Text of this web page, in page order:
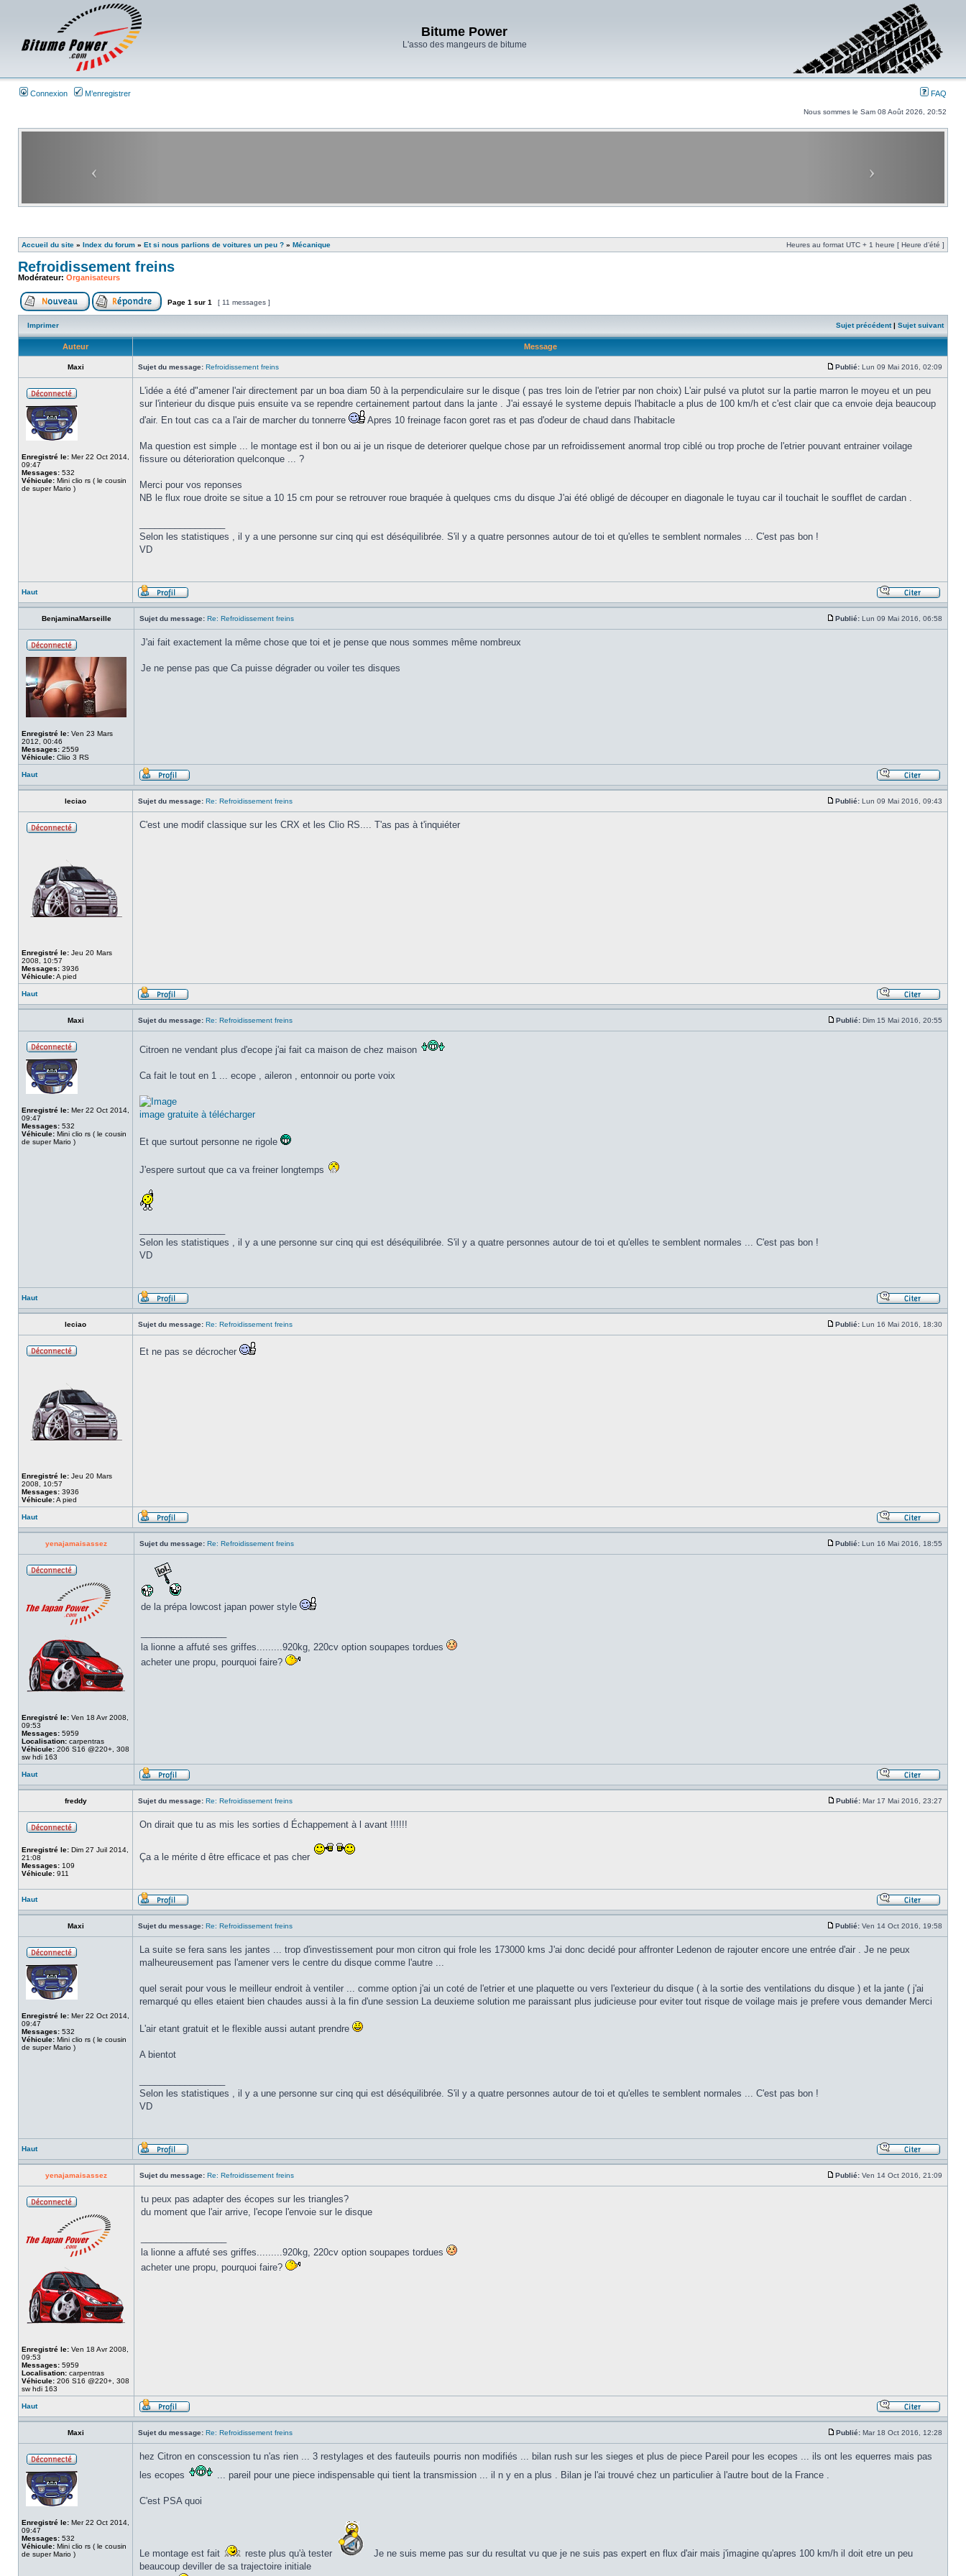
Bitume Power
L'asso des mangeurs de bitume
Connexion M’enregistrer FAQ
Nous sommes le Sam 08 Août 2026, 20:52
Accueil du site » Index du forum » Et si nous parlions de voitures un peu ? » Mécanique Heures au format UTC + 1 heure [ Heure d’été ]
Refroidissement freins
Modérateur: Organisateurs
Page 1 sur 1 [ 11 messages ]
Imprimer Sujet précédent| Sujet suivant
Auteur Message
Maxi Sujet du message: Refroidissement freins Publié: Lun 09 Mai 2016, 02:09
Enregistré le: Mer 22 Oct 2014,
09:47
Messages: 532
Véhicule: Mini clio rs ( le cousin
de super Mario )
L'idée a été d"amener l'air directement par un boa diam 50 à la perpendiculaire sur le disque ( pas tres loin de l'etrier par non choix) L'air pulsé va plutot sur la partie marron le moyeu et un peu
sur l'interieur du disque puis ensuite va se rependre certainement partout dans la jante . J'ai essayé le systeme depuis l'habitacle a plus de 100 km/h et c'est clair que ca envoie deja beaucoup
d'air. En tout cas ca a l'air de marcher du tonnerre
Apres 10 freinage facon goret ras et pas d'odeur de chaud dans l'habitacle
Ma question est simple ... le montage est il bon ou ai je un risque de deteriorer quelque chose par un refroidissement anormal trop ciblé ou trop proche de l'etrier pouvant entrainer voilage
fissure ou déterioration quelconque ... ?
Merci pour vos reponses
NB le flux roue droite se situe a 10 15 cm pour se retrouver roue braquée à quelques cms du disque J'ai été obligé de découper en diagonale le tuyau car il touchait le soufflet de cardan .
Selon les statistiques , il y a une personne sur cinq qui est déséquilibrée. S'il y a quatre personnes autour de toi et qu'elles te semblent normales ... C'est pas bon !
VD
Haut
BenjaminaMarseille Sujet du message: Re: Refroidissement freins Publié: Lun 09 Mai 2016, 06:58
Enregistré le: Ven 23 Mars
2012, 00:46
Messages: 2559
Véhicule: Cliio 3 RS
J'ai fait exactement la même chose que toi et je pense que nous sommes même nombreux
Je ne pense pas que Ca puisse dégrader ou voiler tes disques
Haut
leciao Sujet du message: Re: Refroidissement freins Publié: Lun 09 Mai 2016, 09:43
Enregistré le: Jeu 20 Mars
2008, 10:57
Messages: 3936
Véhicule:A pied
C'est une modif classique sur les CRX et les Clio RS.... T'as pas à t'inquiéter
Haut
Maxi Sujet du message: Re: Refroidissement freins Publié: Dim 15 Mai 2016, 20:55
Enregistré le: Mer 22 Oct 2014,
09:47
Messages: 532
Véhicule: Mini clio rs ( le cousin
de super Mario )
Citroen ne vendant plus d'ecope j'ai fait ca maison de chez maison
Ca fait le tout en 1 ... ecope , aileron , entonnoir ou porte voix
image gratuite à télécharger
Et que surtout personne ne rigole
J'espere surtout que ca va freiner longtemps
Selon les statistiques , il y a une personne sur cinq qui est déséquilibrée. S'il y a quatre personnes autour de toi et qu'elles te semblent normales ... C'est pas bon !
VD
Haut
leciao Sujet du message: Re: Refroidissement freins Publié: Lun 16 Mai 2016, 18:30
Enregistré le: Jeu 20 Mars
2008, 10:57
Messages: 3936
Véhicule:A pied
Et ne pas se décrocher
Haut
yenajamaisassez Sujet du message: Re: Refroidissement freins Publié: Lun 16 Mai 2016, 18:55
Enregistré le: Ven 18 Avr 2008,
09:53
Messages: 5959
Localisation: carpentras
Véhicule: 206 S16 @220+, 308
sw hdi 163
de la prépa lowcost japan power style
la lionne a affuté ses griffes.........920kg, 220cv option soupapes tordues
acheter une propu, pourquoi faire?
Haut
freddy Sujet du message: Re: Refroidissement freins Publié: Mar 17 Mai 2016, 23:27
Enregistré le: Dim 27 Juil 2014,
21:08
Messages: 109
Véhicule: 911
On dirait que tu as mis les sorties d Échappement à l avant !!!!!!
Ça a le mérite d être efficace et pas cher
Haut
Maxi Sujet du message: Re: Refroidissement freins Publié: Ven 14 Oct 2016, 19:58
Enregistré le: Mer 22 Oct 2014,
09:47
Messages: 532
Véhicule: Mini clio rs ( le cousin
de super Mario )
La suite se fera sans les jantes ... trop d'investissement pour mon citron qui frole les 173000 kms J'ai donc decidé pour affronter Ledenon de rajouter encore une entrée d'air . Je ne peux
malheureusement pas l'amener vers le centre du disque comme l'autre ...
quel serait pour vous le meilleur endroit à ventiler ... comme option j'ai un coté de l'etrier et une plaquette ou vers l'exterieur du disque ( à la sortie des ventilations du disque ) et la jante ( j'ai
remarqué qu elles etaient bien chaudes aussi à la fin d'une session La deuxieme solution me paraissant plus judicieuse pour eviter tout risque de voilage mais je prefere vous demander Merci
L'air etant gratuit et le flexible aussi autant prendre
A bientot
Selon les statistiques , il y a une personne sur cinq qui est déséquilibrée. S'il y a quatre personnes autour de toi et qu'elles te semblent normales ... C'est pas bon !
VD
Haut
yenajamaisassez Sujet du message: Re: Refroidissement freins Publié: Ven 14 Oct 2016, 21:09
Enregistré le: Ven 18 Avr 2008,
09:53
Messages: 5959
Localisation: carpentras
Véhicule: 206 S16 @220+, 308
sw hdi 163
tu peux pas adapter des écopes sur les triangles?
du moment que l'air arrive, l'ecope l'envoie sur le disque
la lionne a affuté ses griffes.........920kg, 220cv option soupapes tordues
acheter une propu, pourquoi faire?
Haut
Maxi Sujet du message: Re: Refroidissement freins Publié: Mar 18 Oct 2016, 12:28
Enregistré le: Mer 22 Oct 2014,
09:47
Messages: 532
Véhicule: Mini clio rs ( le cousin
de super Mario )
hez Citron en conscession tu n'as rien ... 3 restylages et des fauteuils pourris non modifiés ... bilan rush sur les sieges et plus de piece Pareil pour les ecopes ... ils ont les equerres mais pas
les ecopes
... pareil pour une piece indispensable qui tient la transmission ... il n y en a plus . Bilan je l'ai trouvé chez un particulier à l'autre bout de la France .
C'est PSA quoi
Le montage est fait reste plus qu'à tester
Je ne suis meme pas sur du resultat vu que je ne suis pas expert en flux d'air mais j'imagine qu'apres 100 km/h il doit etre un peu
beaucoup deviller de sa trajectoire initiale